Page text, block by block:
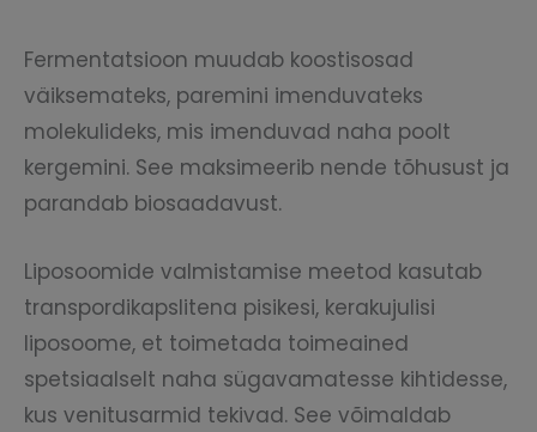
Fermentatsioon muudab koostisosad
väiksemateks, paremini imenduvateks
molekulideks, mis imenduvad naha poolt
kergemini. See maksimeerib nende tõhusust ja
parandab biosaadavust.
Liposoomide valmistamise meetod kasutab
transpordikapslitena pisikesi, kerakujulisi
liposoome, et toimetada toimeained
spetsiaalselt naha sügavamatesse kihtidesse,
kus venitusarmid tekivad. See võimaldab